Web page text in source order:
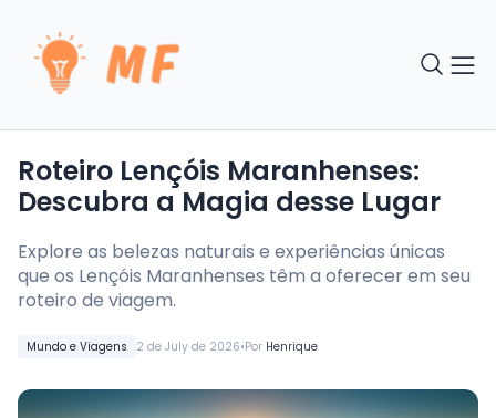
Mundo e Viagens 2 de July de 2026•Por Henrique
Roteiro Lençóis Maranhenses:
Descubra a Magia desse Lugar
Explore as belezas naturais e experiências únicas
que os Lençóis Maranhenses têm a oferecer em seu
roteiro de viagem.